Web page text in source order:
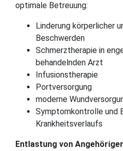
optimale Betreuung:
Linderung körperlicher
Beschwerden
Schmerztherapie in
behandelnden Arzt
Infusionstherapie
Portversorgung
moderne
Symptomkontrolle und
Krankheitsverlaufs
Entlastung von